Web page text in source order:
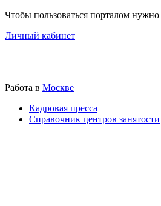
Чтобы пользоваться порталом нужно
Личный кабинет
Работа в Москве
Кадровая пресса
Справочник центров занятости